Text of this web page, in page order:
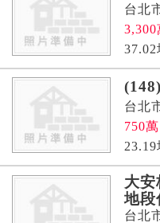
台北
3,300
37.02
台北
750萬
23.19
大安
地段
台北